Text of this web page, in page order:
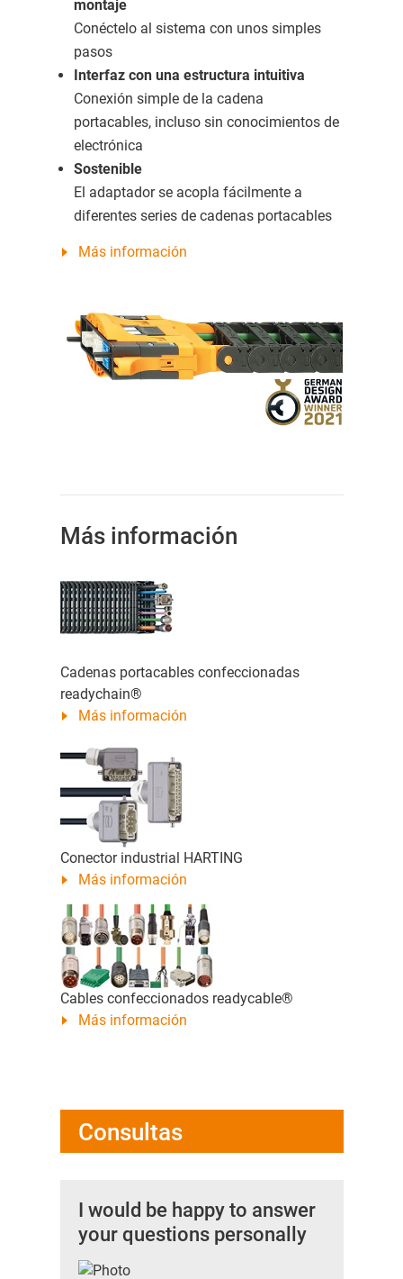
montaje
Conéctelo al sistema con unos simples
pasos
Interfaz con una estructura intuitiva
Conexión simple de la cadena
portacables, incluso sin conocimientos de
electrónica
Sostenible
El adaptador se acopla fácilmente a
diferentes series de cadenas portacables
Más información
Más información
Cadenas portacables confeccionadas
readychain®
Más información
Conector industrial HARTING
Más información
Cables confeccionados readycable®
Más información
Consultas
I would be happy to answer
your questions personally